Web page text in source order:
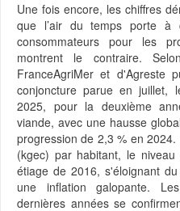
Une fois encore, les chiffres
que l’air du temps porte à
consommateurs pour les
montrent le contraire.
FranceAgriMer et d'Agreste
conjoncture parue en juillet,
2025, pour la deuxième
viande, avec une hausse
progression de 2,3 % en
(kgec) par habitant, le
étiage de 2016, s'éloignant
une inflation galopante.
dernières années se